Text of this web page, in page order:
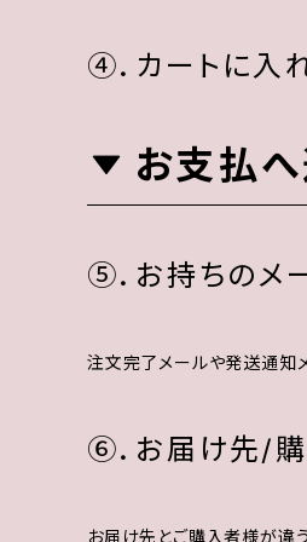
④．カートに入
お支払
⑤．お持ちのメ
注文完了メールや発送通知
⑥．お届け先/
お届け先とご購入者様が違